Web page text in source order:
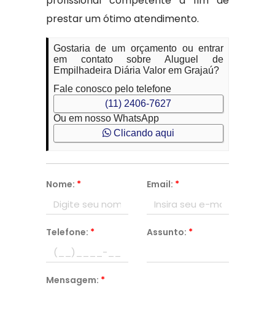
prestar um ótimo atendimento.
Gostaria de um orçamento ou entrar
em contato sobre Aluguel de
Empilhadeira Diária Valor em Grajaú?
Fale conosco pelo telefone
(11) 2406-7627
Ou em nosso WhatsApp
Clicando aqui
Nome: * Email: *
Telefone: * Assunto: *
Mensagem: *